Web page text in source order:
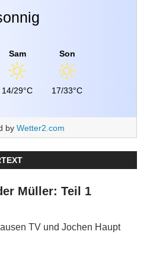
Sam
14/29°C
Son
17/33°C
by Wetter2.com
Müller: Teil 1
TV und Jochen Haupt